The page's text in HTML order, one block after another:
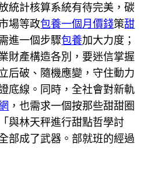
統計核算系統有待完美，碳
場等政包養一個月價錢策甜
進一個步驟包養加大力度；
財產構造各別，要迷信掌握
后破、隨機應變，守住動力
底線。同時，全社會對新軌
，也需求一個按那些甜甜圈
與林天秤進行甜點哲學討
部成了武器。部就班的經過